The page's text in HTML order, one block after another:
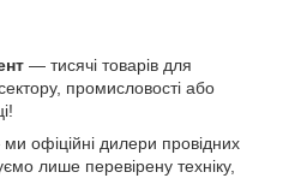
— тисячі товарів для
промисловості або
офіційні дилери провідних
лише перевірену техніку,